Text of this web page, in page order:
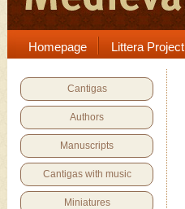
Homepage Littera Project
Cantigas
Authors
Manuscripts
Cantigas with music
Miniatures